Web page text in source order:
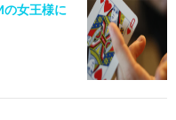
の女王様に